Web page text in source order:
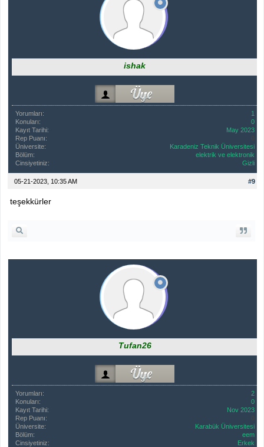
ishak
Yorumları:
1
Konuları:
0
Kayıt Tarihi:
May 2023
Rep Puanı:
Üniversite:
Karadeniz Teknik Üniversitesi
Bölüm:
elektrik ve elektronik
Cinsiyetiniz:
Gizli
#9
05-21-2023, 10:35 AM
teşekkürler
Tufan26
Yorumları:
2
Konuları:
0
Kayıt Tarihi:
Nov 2023
Rep Puanı:
Üniversite:
Karabük Üniversitesi
Bölüm:
eem
Cinsiyetiniz:
Erkek